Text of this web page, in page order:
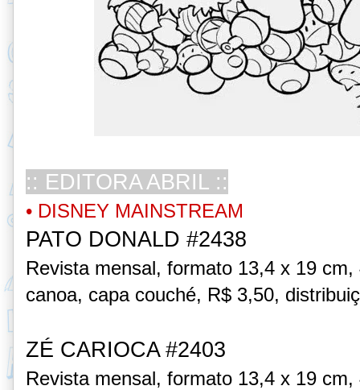
:: EDITORA ABRIL ::
• DISNEY MAINSTREAM
PATO DONALD #2438
Revista mensal, formato 13,4 x 19
canoa, capa couché, R$ 3,50,
ZÉ CARIOCA #2403
Revista mensal, formato 13,4 x 19 cm,